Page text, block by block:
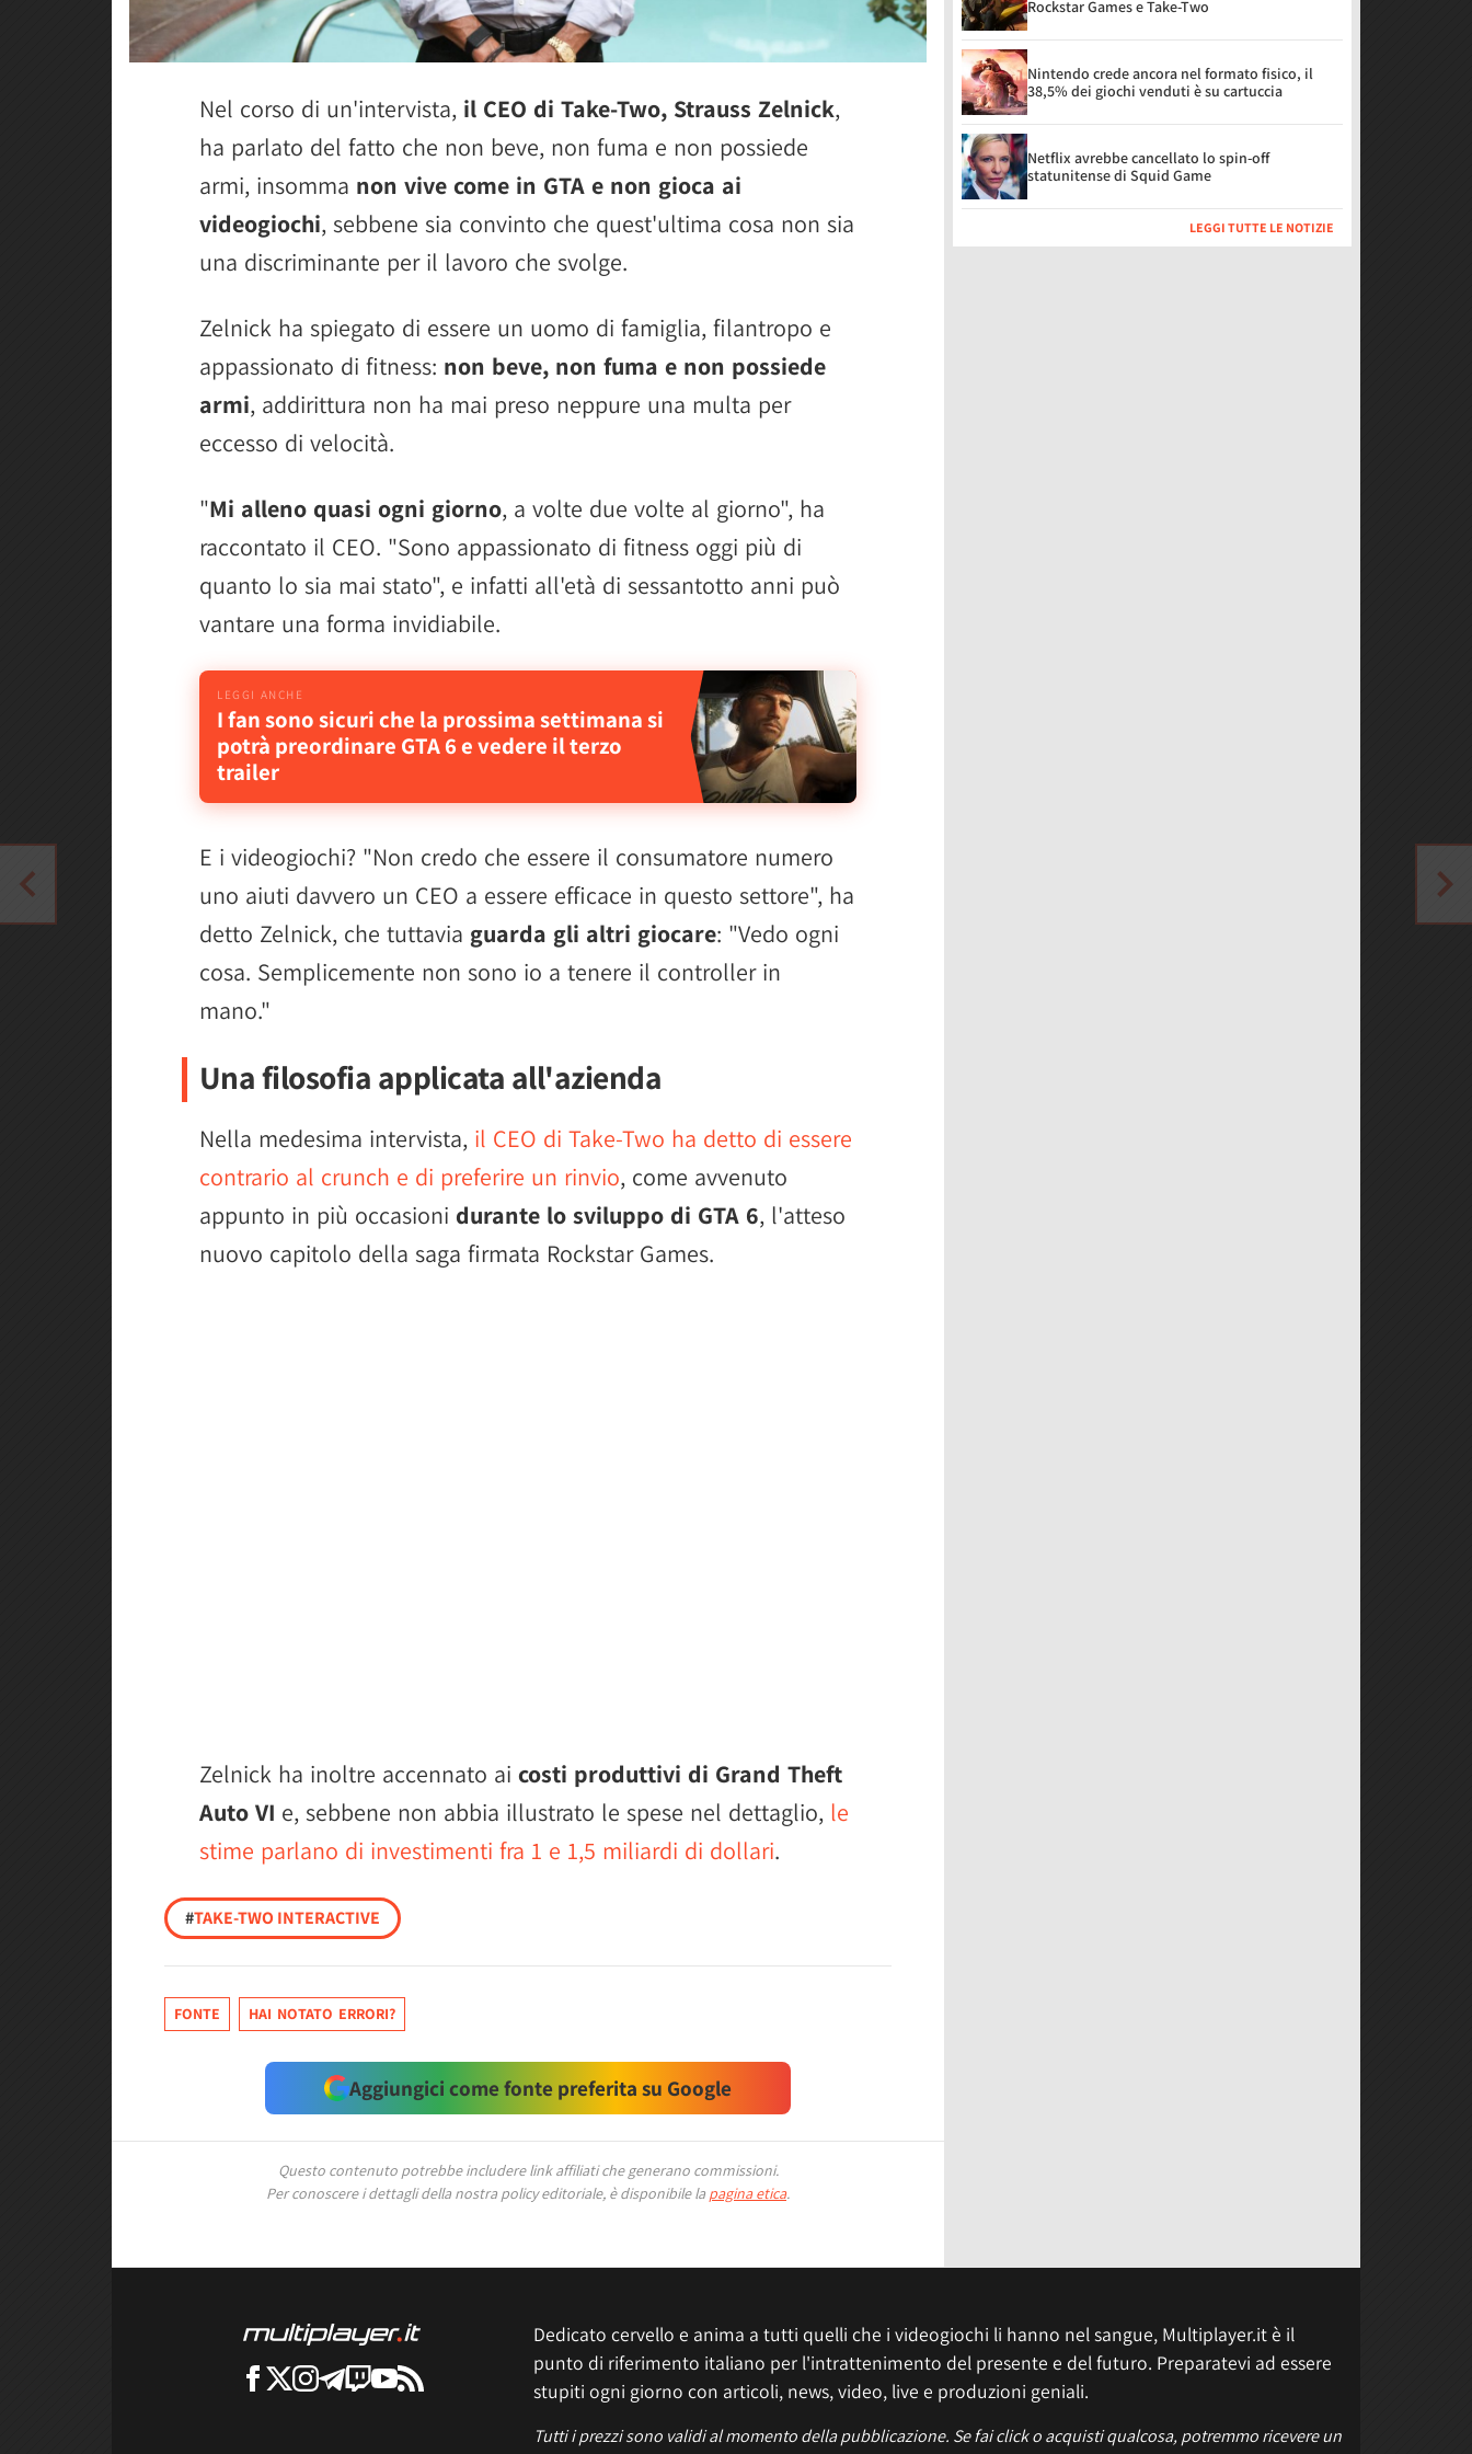
Nel corso di un'intervista, il CEO di Take-Two, Strauss Zelnick,
ha parlato del fatto che non beve, non fuma e non possiede
armi, insomma non vive come in GTA e non gioca ai
videogiochi, sebbene sia convinto che quest'ultima cosa non sia
una discriminante per il lavoro che svolge.
Zelnick ha spiegato di essere un uomo di famiglia, filantropo e
appassionato di fitness: non beve, non fuma e non possiede
armi, addirittura non ha mai preso neppure una multa per
eccesso di velocità.
"Mi alleno quasi ogni giorno, a volte due volte al giorno", ha
raccontato il CEO. "Sono appassionato di fitness oggi più di
quanto lo sia mai stato", e infatti all'età di sessantotto anni può
vantare una forma invidiabile.
I fan sono sicuri che la prossima settimana si
potrà preordinare GTA 6 e vedere il terzo
trailer
E i videogiochi? "Non credo che essere il consumatore numero
uno aiuti davvero un CEO a essere efficace in questo settore", ha
detto Zelnick, che tuttavia guarda gli altri giocare: "Vedo ogni
cosa. Semplicemente non sono io a tenere il controller in
mano."
Una filosofia applicata all'azienda
Nella medesima intervista, il CEO di Take-Two ha detto di essere
contrario al crunch e di preferire un rinvio, come avvenuto
appunto in più occasioni durante lo sviluppo di GTA 6, l'atteso
nuovo capitolo della saga firmata Rockstar Games.
Zelnick ha inoltre accennato ai costi produttivi di Grand Theft
Auto VI e, sebbene non abbia illustrato le spese nel dettaglio, le
stime parlano di investimenti fra 1 e 1,5 miliardi di dollari.
#TAKE-TWO INTERACTIVE
FONTE HAI NOTATO ERRORI?
Aggiungici come fonte preferita su Google
Questo contenuto potrebbe includere link affiliati che generano commissioni.
Per conoscere i dettagli della nostra policy editoriale, è disponibile la pagina etica.
Rockstar Games e Take-Two
Nintendo crede ancora nel formato fisico, il
38,5% dei giochi venduti è su cartuccia
Netflix avrebbe cancellato lo spin-off
statunitense di Squid Game
LEGGI TUTTE LE NOTIZIE
Dedicato cervello e anima a tutti quelli che i videogiochi li hanno nel sangue, Multiplayer.it è il
punto di riferimento italiano per l'intrattenimento del presente e del futuro. Preparatevi ad essere
stupiti ogni giorno con articoli, news, video, live e produzioni geniali.
Tutti i prezzi sono validi al momento della pubblicazione. Se fai click o acquisti qualcosa, potremmo ricevere un